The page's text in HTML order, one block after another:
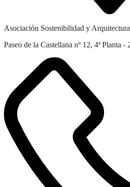
Asociación Sostenibilidad y Arquitectura
Paseo de la Castellana nº 12, 4ª Planta